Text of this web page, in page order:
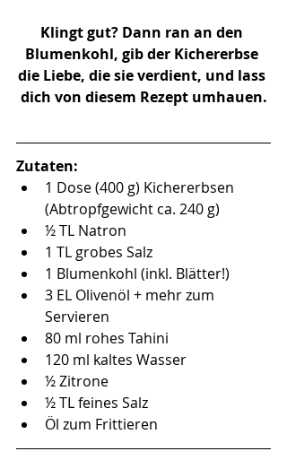
Klingt gut? Dann ran an den
Blumenkohl, gib der Kichererbse
die Liebe, die sie verdient, und lass
dich von diesem Rezept umhauen.
Zutaten:
1 Dose (400 g) Kichererbsen
(Abtropfgewicht ca. 240 g)
½ TL Natron
1 TL grobes Salz
1 Blumenkohl (inkl. Blätter!)
3 EL Olivenöl + mehr zum
Servieren
80 ml rohes Tahini
120 ml kaltes Wasser
½ Zitrone
½ TL feines Salz
Öl zum Frittieren